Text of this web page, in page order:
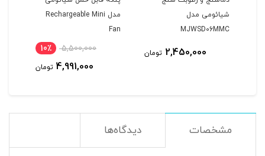
شیائومی مدل
MJWSD06MMC
2,450,000 تومان
مدل Rechargeable Mini
Fan
5,500,000 10٪
4,991,000 تومان
مشخصات دیدگاه‌ها